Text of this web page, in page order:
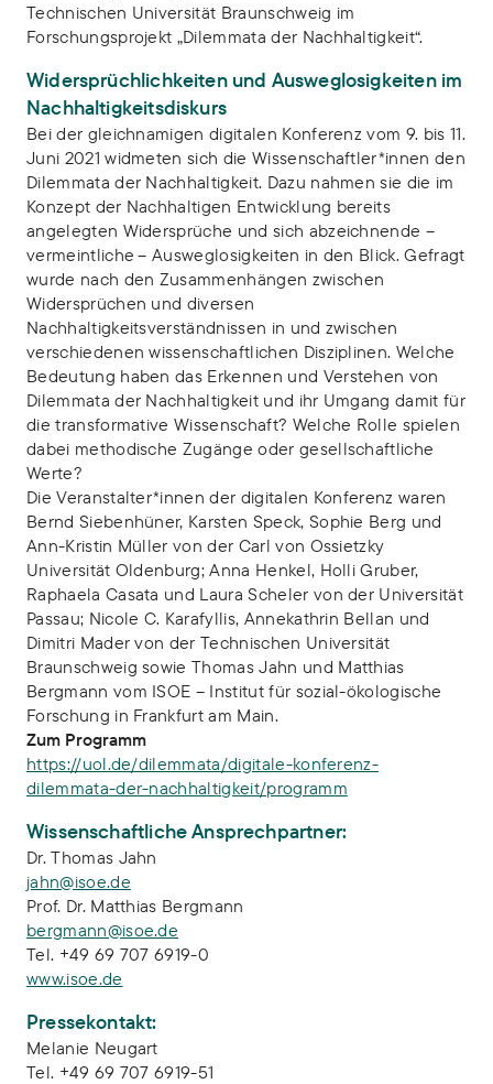
Technischen Universität Braunschweig im
Forschungsprojekt „Dilemmata der Nachhaltigkeit“.
Widersprüchlichkeiten und Ausweglosigkeiten im
Nachhaltigkeitsdiskurs
Bei der gleichnamigen digitalen Konferenz vom 9. bis 11.
Juni 2021 widmeten sich die Wissenschaftler*innen den
Dilemmata der Nachhaltigkeit. Dazu nahmen sie die im
Konzept der Nachhaltigen Entwicklung bereits
angelegten Widersprüche und sich abzeichnende –
vermeintliche – Ausweglosigkeiten in den Blick. Gefragt
wurde nach den Zusammenhängen zwischen
Widersprüchen und diversen
Nachhaltigkeitsverständnissen in und zwischen
verschiedenen wissenschaftlichen Disziplinen. Welche
Bedeutung haben das Erkennen und Verstehen von
Dilemmata der Nachhaltigkeit und ihr Umgang damit für
die transformative Wissenschaft? Welche Rolle spielen
dabei methodische Zugänge oder gesellschaftliche
Werte?
Die Veranstalter*innen der digitalen Konferenz waren
Bernd Siebenhüner, Karsten Speck, Sophie Berg und
Ann-Kristin Müller von der Carl von Ossietzky
Universität Oldenburg; Anna Henkel, Holli Gruber,
Raphaela Casata und Laura Scheler von der Universität
Passau; Nicole C. Karafyllis, Annekathrin Bellan und
Dimitri Mader von der Technischen Universität
Braunschweig sowie Thomas Jahn und Matthias
Bergmann vom ISOE – Institut für sozial-ökologische
Forschung in Frankfurt am Main.
Zum Programm
https://uol.de/dilemmata/digitale-konferenz-
dilemmata-der-nachhaltigkeit/programm
Wissenschaftliche Ansprechpartner:
Dr. Thomas Jahn
jahn@isoe.de
Prof. Dr. Matthias Bergmann
bergmann@isoe.de
Tel. +49 69 707 6919-0
www.isoe.de
Pressekontakt:
Melanie Neugart
Tel. +49 69 707 6919-51